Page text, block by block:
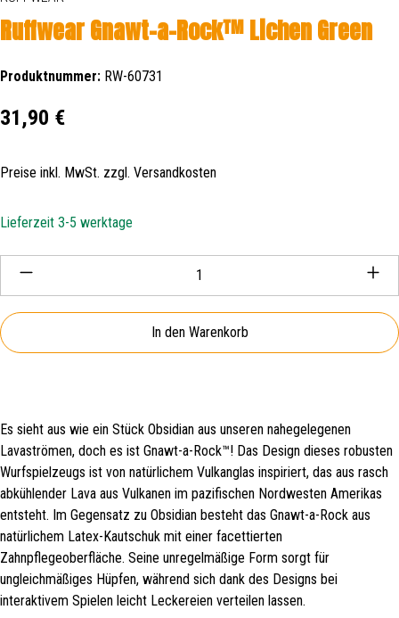
Ruffwear Gnawt-a-Rock™ Lichen Green
Produktnummer: RW-60731
Regulärer Preis:
31,90 €
Preise inkl. MwSt. zzgl. Versandkosten
Lieferzeit 3-5 werktage
Produkt Anzahl: Gib den gewünschten Wert ein oder
In den Warenkorb
Es sieht aus wie ein Stück Obsidian aus unseren nahegelegenen
Lavaströmen, doch es ist Gnawt-a-Rock™! Das Design dieses robusten
Wurfspielzeugs ist von natürlichem Vulkanglas inspiriert, das aus rasch
abkühlender Lava aus Vulkanen im pazifischen Nordwesten Amerikas
entsteht. Im Gegensatz zu Obsidian besteht das Gnawt-a-Rock aus
natürlichem Latex-Kautschuk mit einer facettierten
Zahnpflegeoberfläche. Seine unregelmäßige Form sorgt für
ungleichmäßiges Hüpfen, während sich dank des Designs bei
interaktivem Spielen leicht Leckereien verteilen lassen.